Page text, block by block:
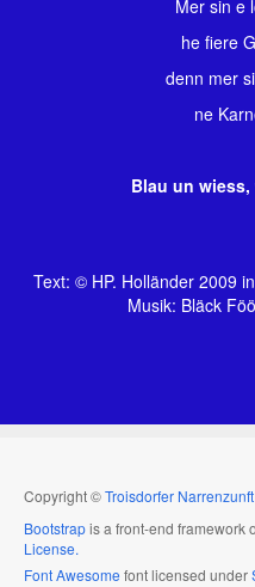
Mer sin e
he fiere
denn mer
ne
Blau un
Text: © HP. Holländer 2009
Musik: Bläck
Copyright ©Troisdorfer Narrenzunft
Bootstrapis a front-end framework
License.
Font Awesome font licensed under